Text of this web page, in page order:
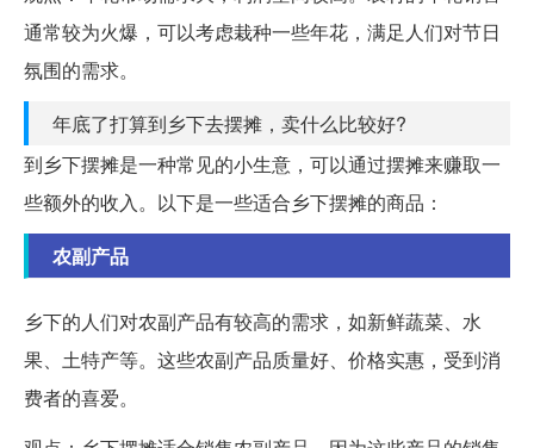
通常较为火爆，可以考虑栽种一些年花，满足人们对节日
氛围的需求。
年底了打算到乡下去摆摊，卖什么比较好?
到乡下摆摊是一种常见的小生意，可以通过摆摊来赚取一
些额外的收入。以下是一些适合乡下摆摊的商品：
农副产品
乡下的人们对农副产品有较高的需求，如新鲜蔬菜、水
果、土特产等。这些农副产品质量好、价格实惠，受到消
费者的喜爱。